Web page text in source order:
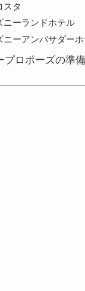
スタ
ニーランドホテル
ニーアンバサダー
プロポーズの準備